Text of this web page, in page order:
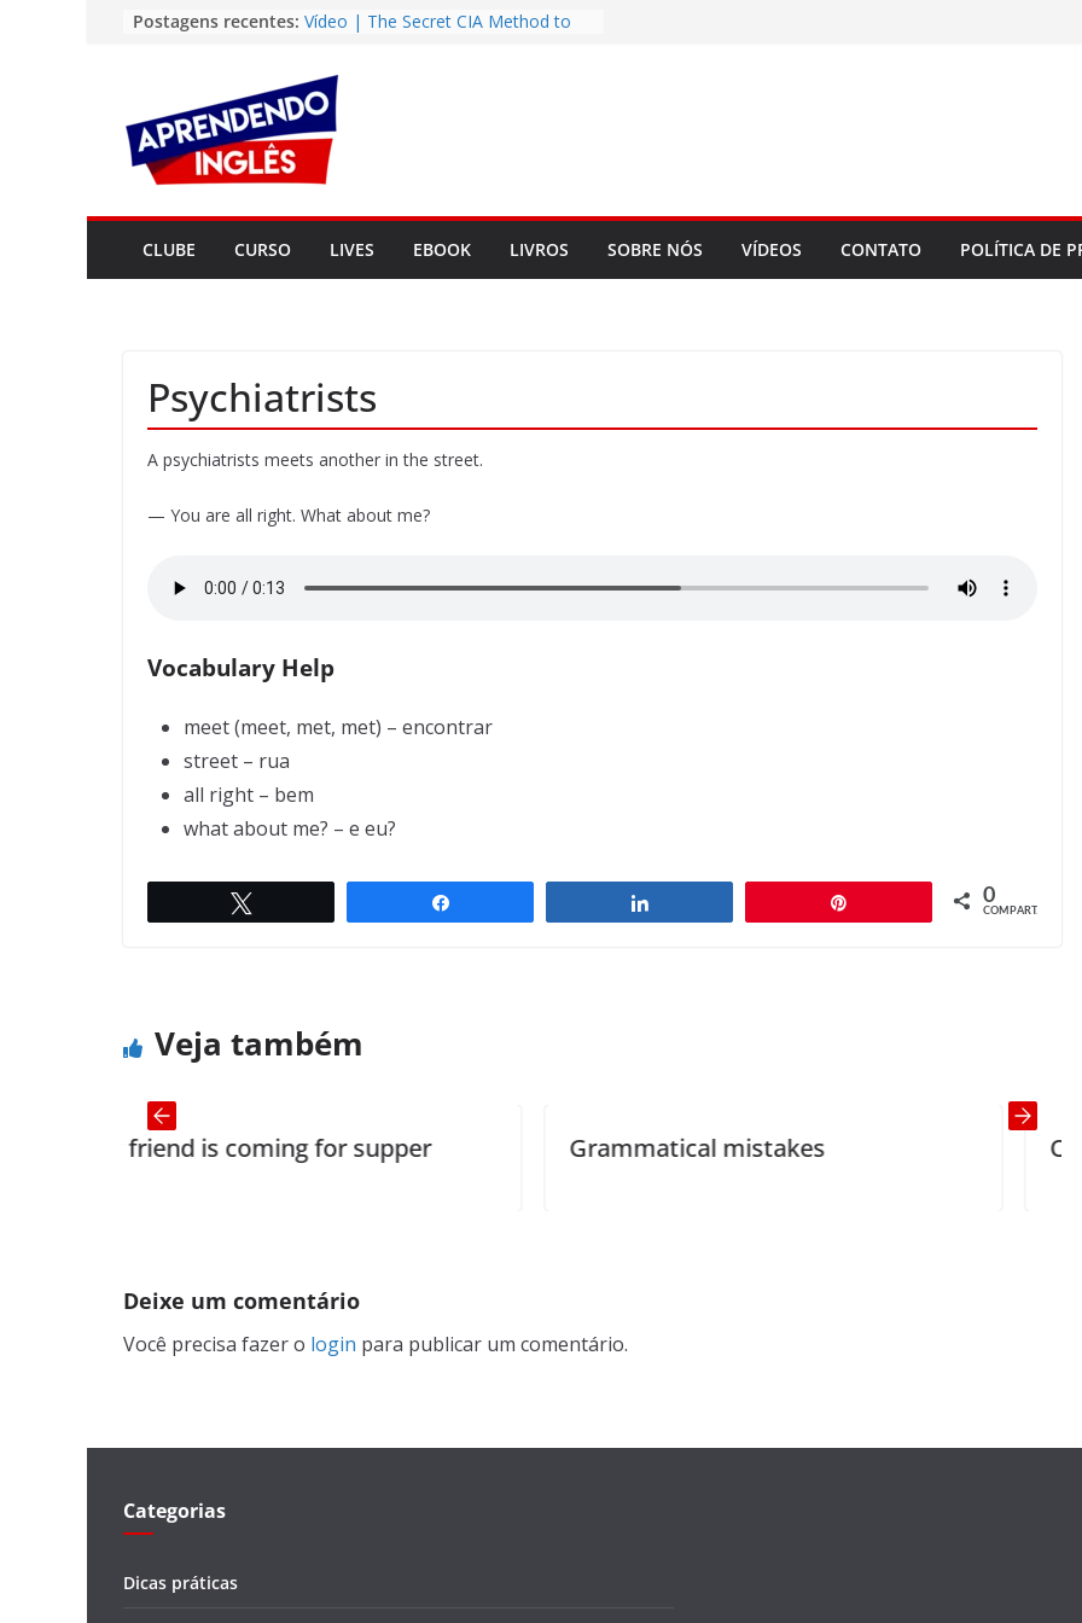
conteúdo
Postagens recentes: Vídeo | The Secret CIA Method to
Vídeo | How I m using NotebookLM
to power up my language learning
Vídeo | Do imaginary friends make
you smarter?
Story | Brasília: The City That Rose
from the Wilderness
Easy English Song | Somewhere
Over the Rainbow (Israel
Kamakawiwo’ole)
CLUBE CURSO LIVES EBOOK LIVROS SOBRE NÓS VÍDEOS CONTATO POLÍTICA DE
Psychiatrists
A psychiatrists meets another in the street.
— You are all right. What about me?
Vocabulary Help
meet (meet, met, met) – encontrar
street – rua
all right – bem
what about me? – e eu?
0
COMPART.
Veja também
is coming for supper Grammatical mistakes One Big Mess
Deixe um comentário
Você precisa fazer o login para publicar um comentário.
Categorias
Dicas práticas